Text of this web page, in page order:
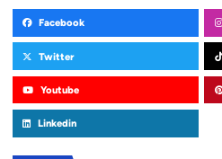
Facebook
Twitter
Youtube
Linkedin